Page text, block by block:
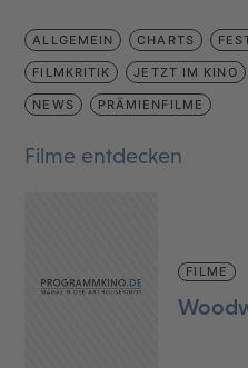
ALLGEMEIN CHARTS
FILMKRITIK JETZT IM KINO
NEWS PRÄMIENFILME
Filme entdecken
FILME